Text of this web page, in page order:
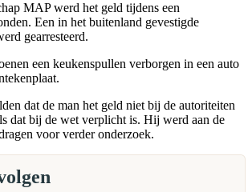
MAP werd het geld tijdens een
Een in het buitenland gevestigde
gearresteerd.
een keukenspullen verborgen in een auto
dat de man het geld niet bij de autoriteiten
dat bij de wet verplicht is. Hij werd aan de
voor verder onderzoek.